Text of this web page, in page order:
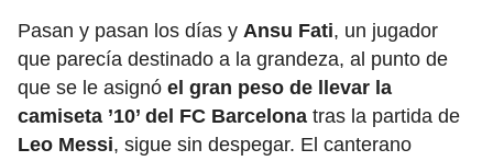
Pasan y pasan los días y Ansu Fati, un jugador
que parecía destinado a la grandeza, al punto de
que se le asignó el gran peso de llevar la
camiseta ’10’ del FC Barcelona tras la partida de
Leo Messi, sigue sin despegar. El canterano